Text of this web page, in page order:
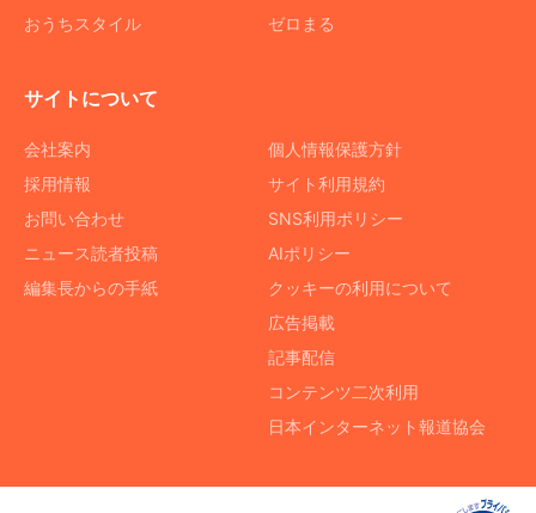
おうちスタイル
ゼロまる
サイトについて
会社案内
採用情報
お問い合わせ
ニュース読者投稿
編集長からの手紙
個人情報保護方針
サイト利用規約
SNS利用ポリシー
AIポリシー
クッキーの利用について
広告掲載
記事配信
コンテンツ二次利用
日本インターネット報道協会